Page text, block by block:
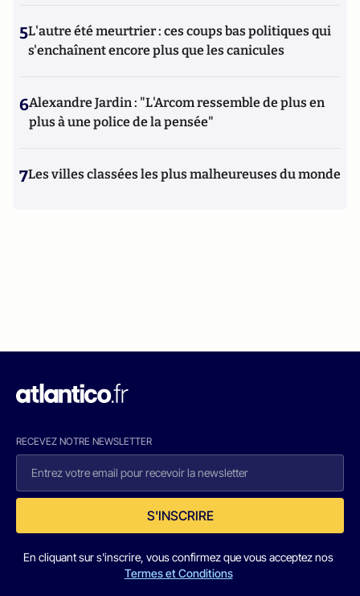
5L'autre été meurtrier : ces coups bas politiques qui
s'enchaînent encore plus que les canicules
6Alexandre Jardin : "L'Arcom ressemble de plus en
plus à une police de la pensée"
7Les villes classées les plus malheureuses du monde
RECEVEZ NOTRE NEWSLETTER
S'INSCRIRE
En cliquant sur s'inscrire, vous confirmez que vous acceptez nos
Termes et Conditions